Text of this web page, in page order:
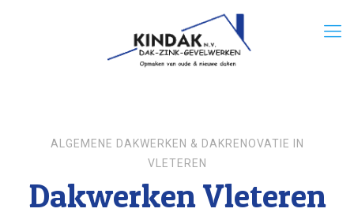
ALGEMENE DAKWERKEN & DAKRENOVATIE IN
VLETEREN
Dakwerken Vleteren